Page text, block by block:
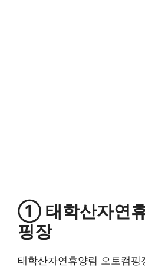
① 태학산자연
핑장
태학산자연휴양림 오토캠핑